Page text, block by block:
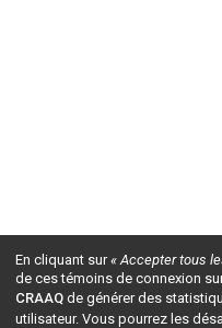
En cliquant sur« Accepter tous
de ces témoins de connexion
CRAAQ de générer des
utilisateur. Vous pourrez les